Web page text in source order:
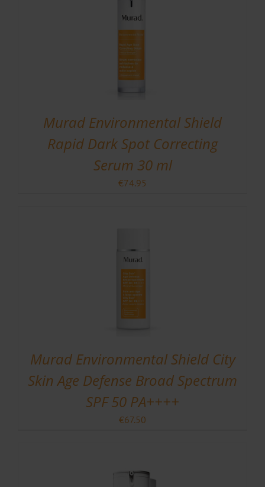
Murad Environmental Shield
Rapid Dark Spot Correcting
Serum 30 ml
€74.95
Murad Environmental Shield City
Skin Age Defense Broad Spectrum
SPF 50 PA++++
€67.50